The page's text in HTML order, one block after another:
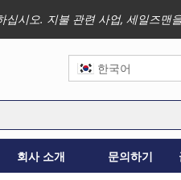
시오. 지불 관련 사업, 세일즈맨
한국어
회사 소개 문의하기